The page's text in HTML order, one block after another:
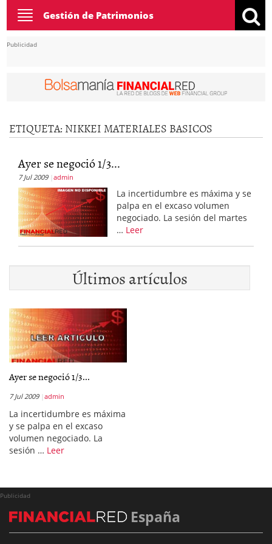
Toggle
navigation
Gestión de Patrimonios
Publicidad
ETIQUETA: NIKKEI MATERIALES BASICOS
Ayer se negoció 1/3...
7 Jul 2009 admin
La incertidumbre es máxima y se
palpa en el excaso volumen
negociado. La sesión del martes
… Leer
Últimos artículos
Ayer se negoció 1/3...
7 Jul 2009 admin
La incertidumbre es máxima
y se palpa en el excaso
volumen negociado. La
sesión … Leer
Publicidad
España